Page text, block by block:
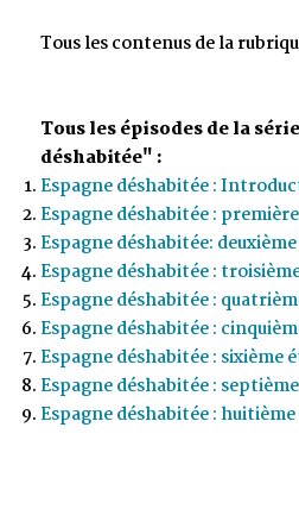
Tous les contenus de la
Tous les épisodes de la
déshabitée" :
Espagne déshabitée :
Espagne déshabitée :
Espagne déshabitée:
Espagne déshabitée :
Espagne déshabitée :
Espagne déshabitée :
Espagne déshabitée : sixième
Espagne déshabitée :
Espagne déshabitée :